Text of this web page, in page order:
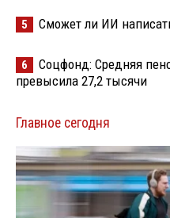
5 Сможет ли ИИ
6
Соцфонд: Средняя
превысила 27,2 тысячи
Главное сегодня